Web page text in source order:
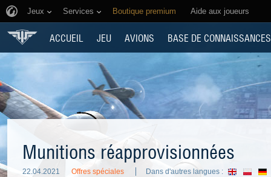
Jeux Services Boutique premium Aide aux joueurs
ACCUEIL JEU AVIONS BASE DE CONNAISSANCES
Munitions réapprovisionnées
22.04.2021 Offres spéciales Dans d'autres langues :